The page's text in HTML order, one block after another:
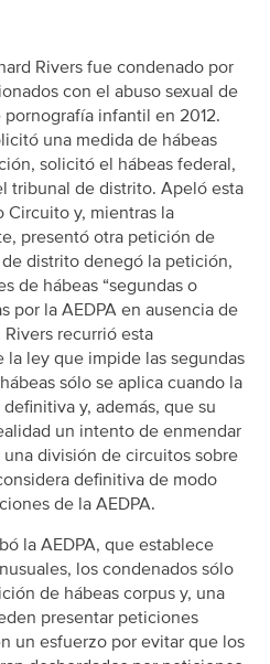
Rivers fue condenado por
con el abuso sexual de
infantil en 2012.
una medida de hábeas
solicitó el hábeas federal,
tribunal de distrito. Apeló esta
y, mientras la
presentó otra petición de
distrito denegó la petición,
de hábeas “segundas o
por la AEDPA en ausencia de
recurrió esta
ley que impide las segundas
sólo se aplica cuando la
y, además, que su
un intento de enmendar
división de circuitos sobre
definitiva de modo
de la AEDPA.
la AEDPA, que establece
los condenados sólo
de hábeas corpus y, una
presentar peticiones
un esfuerzo por evitar que los